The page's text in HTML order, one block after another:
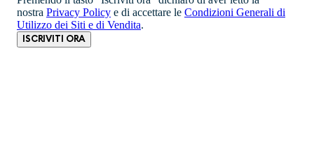
nostra Privacy Policy e di accettare le Condizioni Generali di
Utilizzo dei Siti e di Vendita.
ISCRIVITI ORA